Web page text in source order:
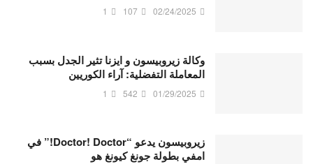
02/24/2025
107
1
وكالة زيروبيسون و ايزنا تثير الجدل بسبب
المعاملة التفضلية: آراء الكوريين
01/29/2025
542
1
زيروبيسون يدعو “Doctor! Doctor!” في
امفي بطولة جونغ كيونغ هو